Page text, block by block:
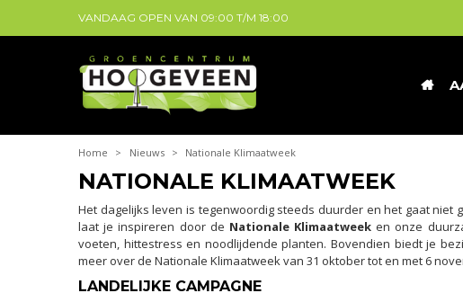
Home > Nieuws > Nationale Klimaatweek
VANDAAG OPEN VAN 09:00 T/M 18:00
NATIONALE KLIMAATWEEK
Het dagelijks leven is tegenwoordig steeds duurder en het gaat
laat je inspireren door de Nationale Klimaatweek en onze
voeten, hittestress en noodlijdende planten. Bovendien biedt je
meer over de Nationale Klimaatweek van 31 oktober tot en met 6
LANDELIJKE CAMPAGNE